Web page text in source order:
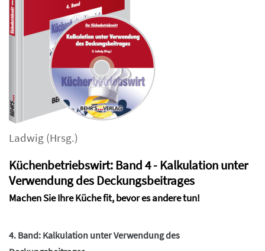
Ladwig (Hrsg.)
Küchenbetriebswirt: Band 4 - Kalkulation unter
Verwendung des Deckungsbeitrages
Machen Sie Ihre Küche fit, bevor es andere tun!
4. Band: Kalkulation unter Verwendung des